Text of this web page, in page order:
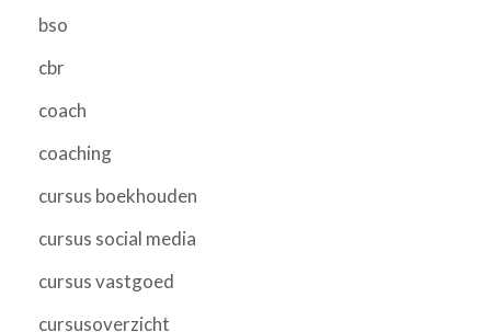
bso
cbr
coach
coaching
cursus boekhouden
cursus social media
cursus vastgoed
cursusoverzicht